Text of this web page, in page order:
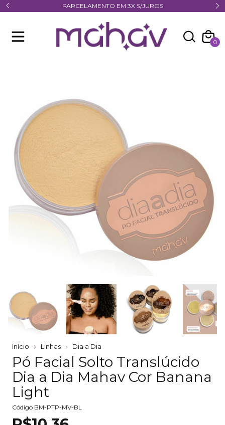
PARCELAMENTO EM 3X S/JUROS
0
Início Linhas Dia a Dia
Pó Facial Solto Translúcido
Dia a Dia Mahav Cor Banana
Light
Código BM-PTP-MV-BL